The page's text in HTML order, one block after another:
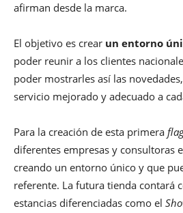
afirman desde la marca.
El objetivo es crear un entorno
poder reunir a los clientes
poder mostrarles así las
servicio mejorado y adecuado a
Para la creación de esta primera
diferentes empresas y consultoras
creando un entorno único y que
referente. La futura tienda contará
estancias diferenciadas como el